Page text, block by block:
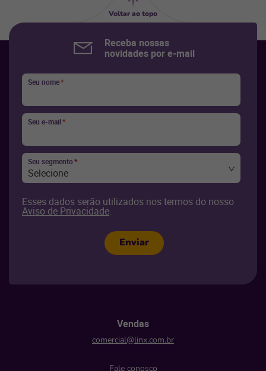
Voltar ao topo
Receba nossas
novidades por e-mail
Seu nome*
Seu e-mail*
Seu segmento*
Selecione
Esses dados serão utilizados nos termos do nosso
Aviso de Privacidade.
Enviar
Vendas
comercial@linx.com.br
Fale conosco